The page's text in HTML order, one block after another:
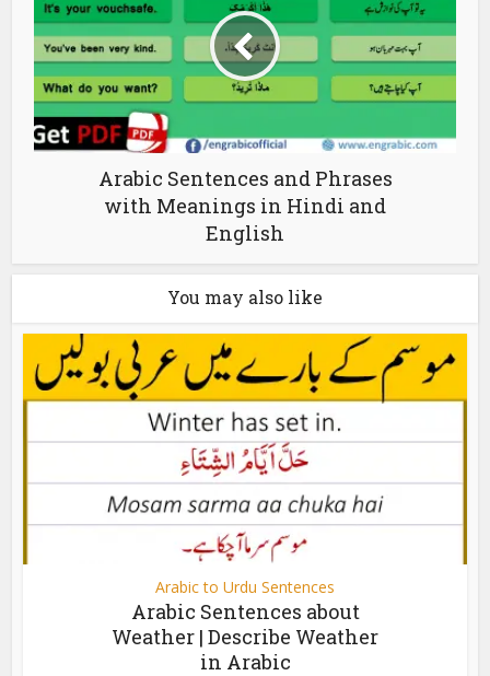
Arabic Sentences and Phrases
with Meanings in Hindi and
English
You may also like
Arabic to Urdu Sentences
Arabic Sentences about
Weather | Describe Weather
in Arabic